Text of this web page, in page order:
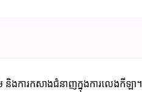
ងការកសាងជំនាញក្នុងការលេងកីឡា។